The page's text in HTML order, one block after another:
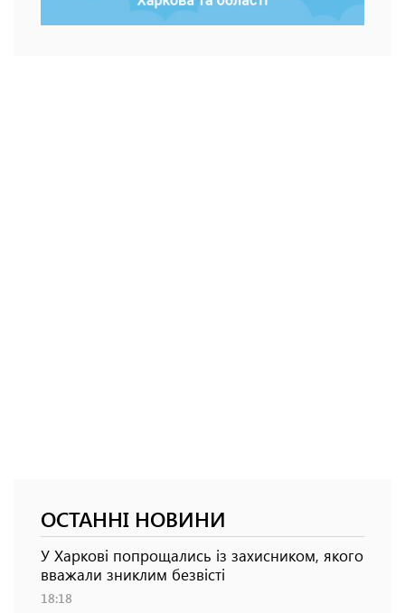
ОСТАННІ НОВИНИ
У Харкові попрощались із захисником, якого
вважали зниклим безвісті
18:18